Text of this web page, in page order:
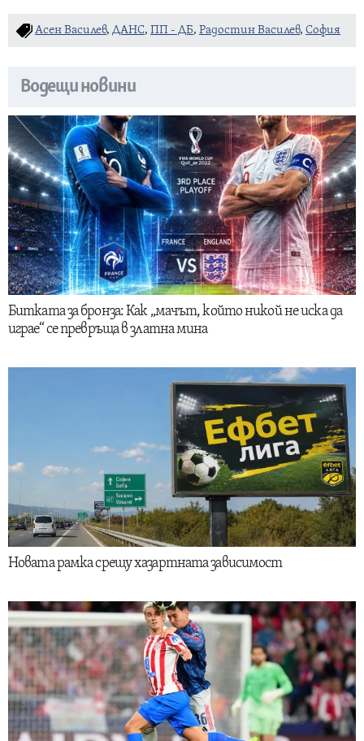
Асен Василев, ДАНС, ПП - ДБ, Радостин Василев, София
Водещи новини
Битката за бронза: Как „мачът, който никой не иска да
играе“ се превръща в златна мина
Новата рамка срещу хазартната зависимост